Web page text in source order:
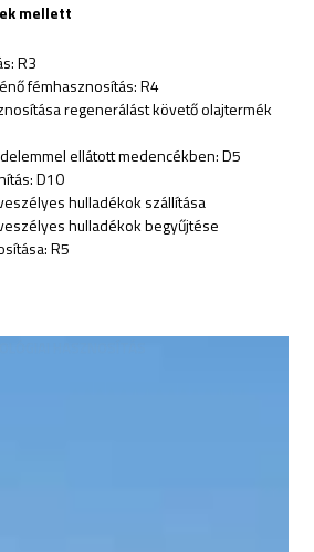
mellett
R3
fémhasznosítás: R4
regenerálást követő olajtermék
ellátott medencékben: D5
D10
hulladékok szállítása
hulladékok begyűjtése
R5